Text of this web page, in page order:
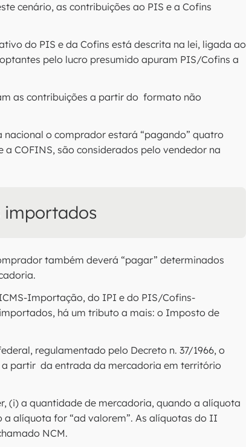
cenário, as contribuições ao PIS e a Cofins
do PIS e da Cofins está descrita na lei, ligada ao
pelo lucro presumido apuram PIS/Cofins a
as contribuições a partir do formato não
o comprador estará “pagando” quatro
COFINS, são considerados pelo vendedor na
importados
também deverá “pagar” determinados
Importação, do IPI e do PIS/Cofins-
há um tributo a mais: o Imposto de
regulamentado pelo Decreto n. 37/1966, o
partir da entrada da mercadoria em território
(i) a quantidade de mercadoria, quando a alíquota
alíquota for “ad valorem”. As alíquotas do II
NCM.